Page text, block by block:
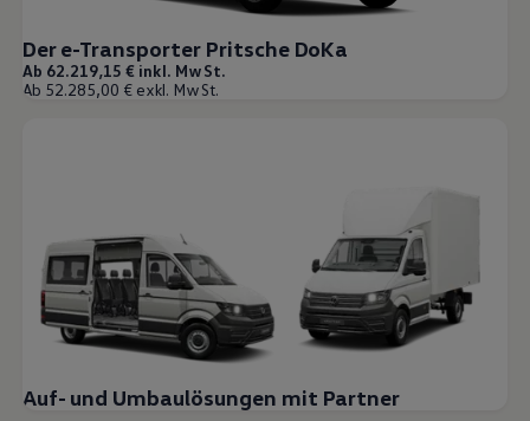
Der e-Transporter Pritsche DoKa
Ab 62.219,15 € inkl. MwSt.
Ab 52.285,00 € exkl. MwSt.
Auf- und Umbaulösungen mit Partner